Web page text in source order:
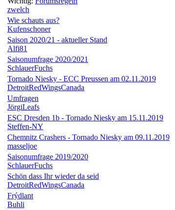
zwelch
Wie schauts aus?
Kufenschoner
Saison 2020/21 - aktueller Stand
Alfi81
Saisonumfrage 2020/2021
SchlauerFuchs
Tornado Niesky - ECC Preussen am 02.11.2019
DetroitRedWingsCanada
Umfragen
JörgiLeafs
ESC Dresden 1b - Tornado Niesky am 15.11.2019
Steffen-NY
Chemnitz Crashers - Tornado Niesky am 09.11.2019
masseljoe
Saisonumfrage 2019/2020
SchlauerFuchs
Schön dass Ihr wieder da seid
DetroitRedWingsCanada
Frýdlant
Buhli